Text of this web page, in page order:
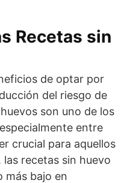
Recetas sin
de optar por
del riesgo de
son uno de los
entre
crucial para aquellos
recetas sin huevo
más bajo en